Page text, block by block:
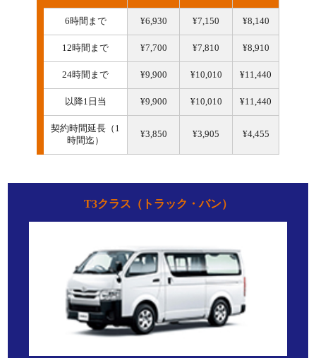
6時間まで ¥6,930 ¥7,150 ¥8,140
12時間まで ¥7,700 ¥7,810 ¥8,910
24時間まで ¥9,900 ¥10,010 ¥11,440
以降1日当 ¥9,900 ¥10,010 ¥11,440
契約時間延長（1
時間迄）
¥3,850 ¥3,905 ¥4,455
T3クラス（トラック・バン）